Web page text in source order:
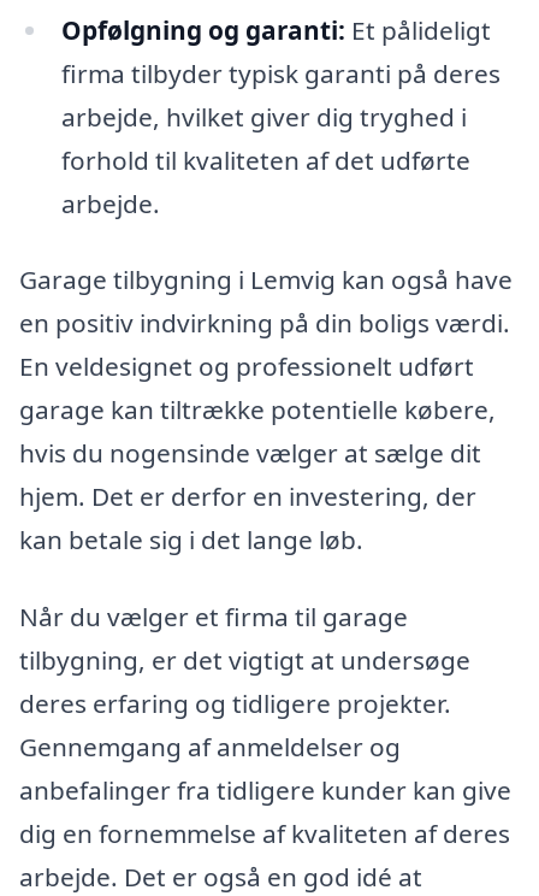
Opfølgning og garanti: Et pålideligt
firma tilbyder typisk garanti på deres
arbejde, hvilket giver dig tryghed i
forhold til kvaliteten af det udførte
arbejde.
Garage tilbygning i Lemvig kan også have
en positiv indvirkning på din boligs værdi.
En veldesignet og professionelt udført
garage kan tiltrække potentielle købere,
hvis du nogensinde vælger at sælge dit
hjem. Det er derfor en investering, der
kan betale sig i det lange løb.
Når du vælger et firma til garage
tilbygning, er det vigtigt at undersøge
deres erfaring og tidligere projekter.
Gennemgang af anmeldelser og
anbefalinger fra tidligere kunder kan give
dig en fornemmelse af kvaliteten af deres
arbejde. Det er også en god idé at